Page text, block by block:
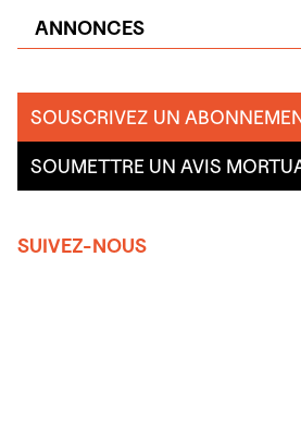
ANNONCES
SOUSCRIVEZ UN
SOUMETTRE UN AVIS
SUIVEZ-NOUS